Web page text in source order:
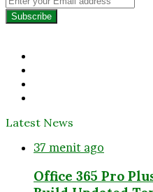
your
Email
Latest News
37 menit ago
Office 365 Pro